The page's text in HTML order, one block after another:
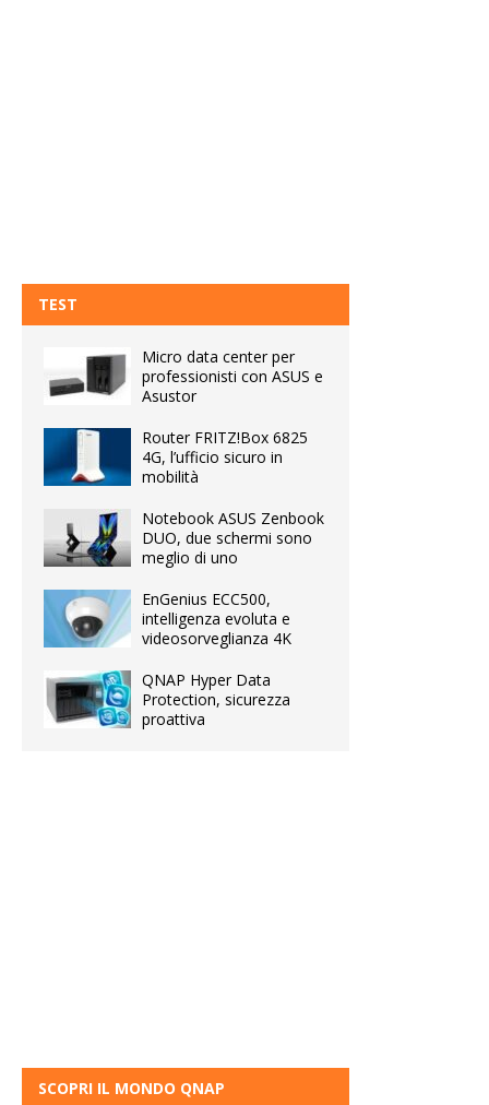
TEST
Micro data center per
professionisti con ASUS e
Asustor
Router FRITZ!Box 6825
4G, l’ufficio sicuro in
mobilità
Notebook ASUS Zenbook
DUO, due schermi sono
meglio di uno
EnGenius ECC500,
intelligenza evoluta e
videosorveglianza 4K
QNAP Hyper Data
Protection, sicurezza
proattiva
SCOPRI IL MONDO QNAP